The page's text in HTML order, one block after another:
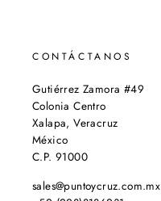
CONTÁCTANOS
Gutiérrez Zamora #49
Colonia Centro
Xalapa, Veracruz
México
C.P. 91000
sales@puntoycruz.com.mx